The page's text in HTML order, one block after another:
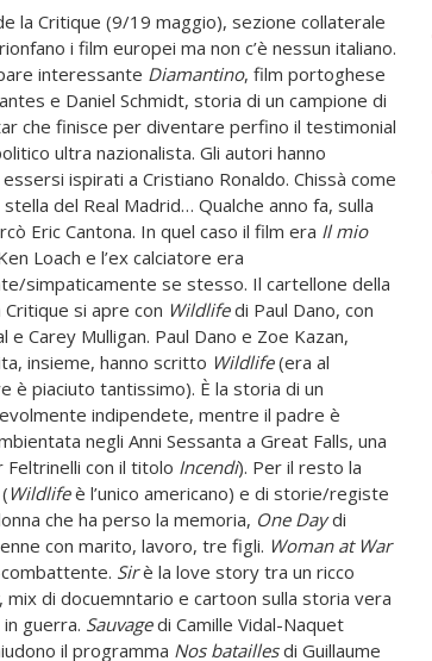
la Critique (9/19 maggio), sezione collaterale
i film europei ma non c’è nessun italiano.
interessante Diamantino, film portoghese
e Daniel Schmidt, storia di un campione di
che finisce per diventare perfino il testimonial
ultra nazionalista. Gli autori hanno
ispirati a Cristiano Ronaldo. Chissà come
del Real Madrid… Qualche anno fa, sulla
Eric Cantona. In quel caso il film era Il mio
Loach e l’ex calciatore era
simpaticamente se stesso. Il cartellone della
Critique si apre con Wildlifedi Paul Dano, con
e Carey Mulligan. Paul Dano e Zoe Kazan,
insieme, hanno scritto Wildlife(era al
è piaciuto tantissimo). È la storia di un
indipendete, mentre il padre è
negli Anni Sessanta a Great Falls, una
con il titolo Incendi). Per il resto la
Wildlifeè l’unico americano) e di storie/registe
che ha perso la memoria, One Daydi
con marito, lavoro, tre figli. Woman at War
Sir è la love story tra un ricco
, mix di docuemntario e cartoon sulla storia vera
guerra. Sauvagedi Camille Vidal-Naquet
il programma Nos bataillesdi Guillaume